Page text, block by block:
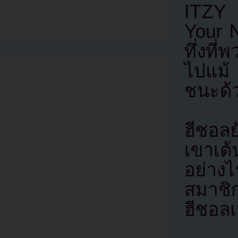
ITZY
Your
ทึ่งที่พ
ไปแม้
ชนะด้
ฮีชอล
เขาเ
อย่าง
สมาชิ
ฮีชอล